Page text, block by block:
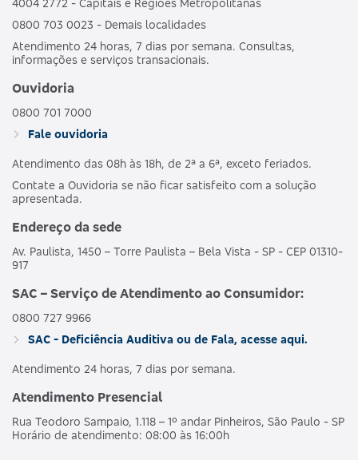
0800 703 0023 - Demais localidades
Atendimento 24 horas, 7 dias por semana. Consultas,
informações e serviços transacionais.
Ouvidoria
0800 701 7000
Fale ouvidoria
Atendimento das 08h às 18h, de 2ª a 6ª, exceto feriados.
Contate a Ouvidoria se não ficar satisfeito com a solução
apresentada.
Endereço da sede
Av. Paulista, 1450 – Torre Paulista – Bela Vista - SP - CEP 01310-
917
SAC – Serviço de Atendimento ao Consumidor:
0800 727 9966
SAC - Deficiência Auditiva ou de Fala, acesse aqui.
Atendimento 24 horas, 7 dias por semana.
Atendimento Presencial
Rua Teodoro Sampaio, 1.118 – 1º andar Pinheiros, São Paulo - SP
Horário de atendimento: 08:00 às 16:00h